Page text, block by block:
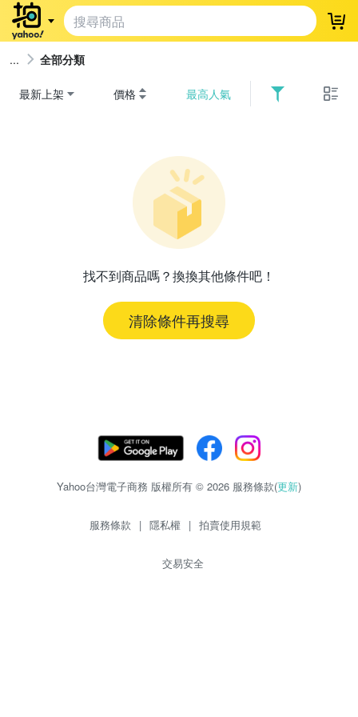
登
全部分類
最新上架 價格 最高人氣
找不到商品嗎？換換其他條件吧！
清除條件再搜尋
Yahoo台灣電子商務 版權所有 © 2026 服務條款(更新)
服務條款 | 隱私權 | 拍賣使用規範
交易安全